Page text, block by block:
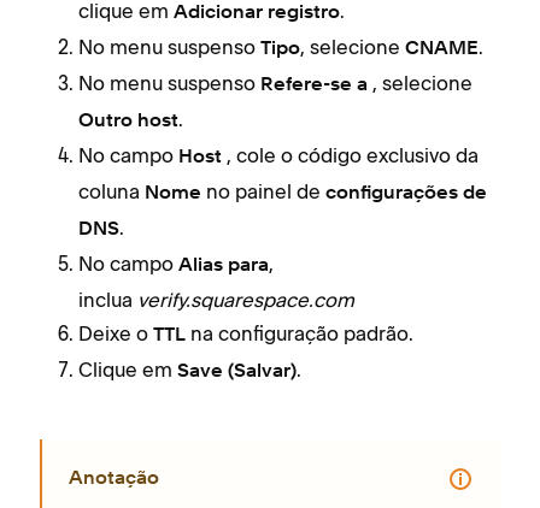
clique em Adicionar registro.
No menu suspenso Tipo, selecione CNAME.
No menu suspenso Refere-se a , selecione
Outro host.
No campo Host , cole o código exclusivo da
coluna Nome no painel de configurações de
DNS.
No campo Alias para,
inclua verify.squarespace.com
Deixe o TTL na configuração padrão.
Clique em Save (Salvar).
Anotação